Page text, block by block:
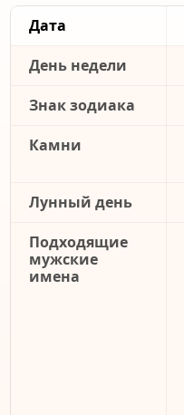
Дата
День недели
Знак зодиака
Камни
Лунный день
Подходящие
мужские
имена